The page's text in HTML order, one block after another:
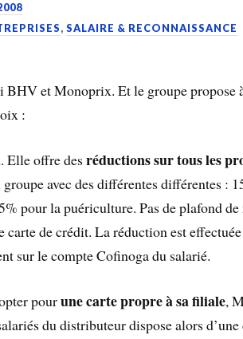
,SALAIRE & RECONNAISSANCE
BHV et Monoprix. Et le groupe propose
:
. Elle offre desréductions sur tous les
avec des différentes différentes :
pour la puériculture. Pas de plafond
carte de crédit. La réduction est
sur le compte Cofinoga du salarié.
pourune carte propre à sa filiale,
du distributeur dispose alors d’une